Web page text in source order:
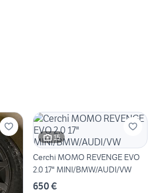
15
Cerchi MOMO REVENGE EVO
2.0 17" MINI/BMW/AUDI/VW
650 €